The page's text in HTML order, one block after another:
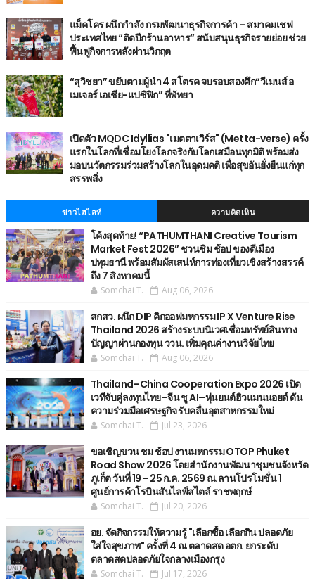
แม็คโคร ผนึกกำลัง กรมพัฒนาธุรกิจการค้า – สมาคมเชฟ
ประเทศไทย “ติดปีกร้านอาหาร” สนับสนุนธุรกิจรายย่อย ช่วย
ฟื้นฟูกิจการหลังผ่านวิกฤต
“สุวิชยา” ขยับตามผู้นำ 4 สโตรค จบรอบสองศึก“วีเมนส์ อ
เมเจอร์ เอเชีย-แปซิฟิก” ที่พัทยา
เปิดตัว MQDC Idyllias "เมตตาเวิร์ส" (Metta-verse) ครั้ง
แรกในโลกที่เชื่อมโยงโลกจริงกับโลกเสมือนทุกมิติ พร้อมส่ง
มอบนวัตกรรมร่วมสร้างโลกในอุดมคติ เพื่อสุขอันยั่งยืนแก่ทุก
สรรพสิ่ง
ข่าวไฮไลท์ ความคิดเห็น
โค้งสุดท้าย! “PATHUMTHANI Creative Tourism
Market Fest 2026” ชวนชิม ช้อป ของดีเมือง
ปทุมธานี พร้อมสัมผัสเสน่ห์การท่องเที่ยวเชิงสร้างสรรค์
ถึง 7 สิงหาคมนี้
Somchai T. Aug 06, 2026
สกสว. ผนึก DIP คิกออฟมหกรรม IP X Venture Rise
Thailand 2026 สร้างระบบนิเวศเชื่อมทรัพย์สินทาง
ปัญญาผ่านกองทุน ววน. เพิ่มคุณค่างานวิจัยไทย
Somchai T. Aug 06, 2026
Thailand–China Cooperation Expo 2026 เปิด
เวทีจับคู่ลงทุนไทย–จีน ชู AI–หุ่นยนต์ฮิวแมนนอยด์ ดัน
ความร่วมมือเศรษฐกิจ รับคลื่นอุตสาหกรรมใหม่
Somchai T. Jul 23, 2026
ขอเชิญขวน ชม ช้อป งานมหกรรม OTOP Phuket
Road Show 2026 โดยสำนักงานพัฒนาชุมชนจังหวัด
ภูเก็ต วันที่ 19 - 25 ก.ค. 2569 ณ.ลานโปรโมชั่น 1
ศูนย์การค้าโรบินสันไลฟ์สไตล์ ราชพฤกษ์
Somchai T. Jul 20, 2026
อย. จัดกิจกรรมให้ความรู้ "เลือกซื้อ เลือกกิน ปลอดภัย
ใส่ใจสุขภาพ" ครั้งที่ 4 ณ ตลาดสด อตก. ยกระดับ
ตลาดสดปลอดภัยใจกลางเมืองกรุง
Somchai T. Jul 17, 2026